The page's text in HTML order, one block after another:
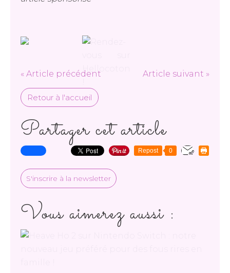
« Article précédent Article suivant »
Retour à l'accueil
Partager cet article
Repost 0
S'inscrire à la newsletter
Vous aimerez aussi :